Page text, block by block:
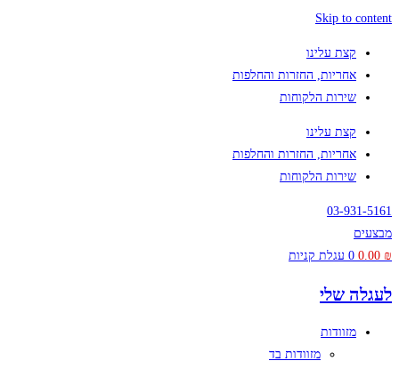
Skip to content
קצת עלינו
אחריות, החזרות והחלפות
שירות הלקוחות
קצת עלינו
אחריות, החזרות והחלפות
שירות הלקוחות
03-931-5161
מבצעים
0.00 ₪
0 עגלת קניות
לעגלה שלי
מזוודות
מזוודות בד